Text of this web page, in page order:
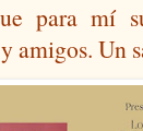
para mí
amigos. Un